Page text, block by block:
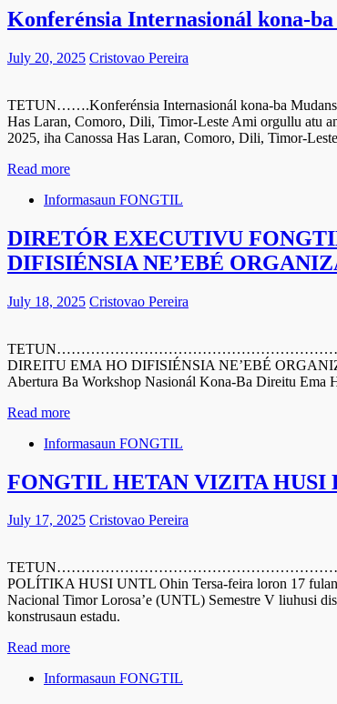
Konferénsia Internasionál kona-
July 20, 2025 Cristovao Pereira
TETUN…….Konferénsia Internasionál kona-ba
Has Laran, Comoro, Dili, Timor-Leste Ami orgullu atu
2025, iha Canossa Has Laran, Comoro, Dili, Timor-
Read more
Informasaun FONGTIL
DIRETÓR EXECUTIVU
DIFISIÉNSIA NE’EBÉ
July 18, 2025 Cristovao Pereira
DIREITU EMA HO DIFISIÉNSIA NE’EBÉ
Abertura Ba Workshop Nasionál Kona-Ba Direitu Ema
Read more
Informasaun FONGTIL
FONGTIL HETAN VIZITA HUSI
July 17, 2025 Cristovao Pereira
POLÍTIKA HUSI UNTL Ohin Tersa-feira loron 17 fulan
Nacional Timor Lorosa’e (UNTL) Semestre V liuhusi
konstrusaun estadu.
Read more
Informasaun FONGTIL